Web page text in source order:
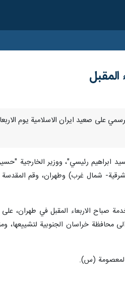
على صعيد ايران الاسلامية يوم
ابراهيم رئيسي"، ووزير الخارجية
شمال غرب) وطهران، وقم
صباح الاربعاء المقبل في طهران،
خراسان الجنوبية لتشييعها،
المعصومة (س).